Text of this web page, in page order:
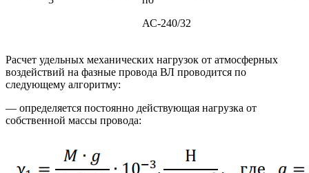
АС-240/32
Расчет удельных механических нагрузок от атмосферных
воздействий на фазные провода ВЛ проводится по
следующему алгоритму:
— определяется постоянно действующая нагрузка от
собственной массы провода: